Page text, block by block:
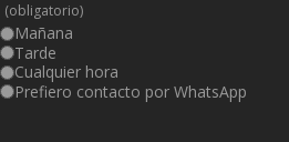
(obligatorio)
Mañana
Tarde
Cualquier hora
Prefiero contacto por WhatsApp